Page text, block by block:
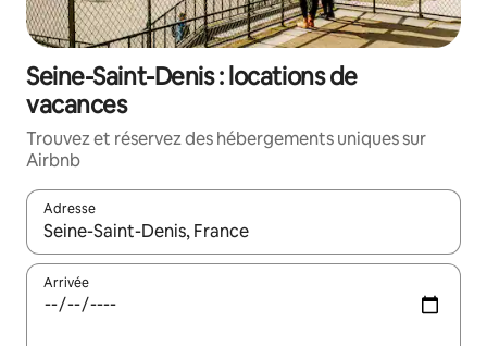
Seine-Saint-Denis : locations de
vacances
Trouvez et réservez des hébergements uniques sur
Airbnb
Adresse
Lorsque les résultats s'affichent, utilisez les flèches vers le
Arrivée